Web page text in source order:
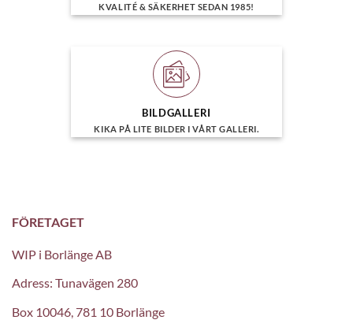
KVALITÉ & SÄKERHET SEDAN 1985!
BILDGALLERI
KIKA PÅ LITE BILDER I VÅRT GALLERI.
FÖRETAGET
WIP i Borlänge AB
Adress: Tunavägen 280
Box 10046, 781 10 Borlänge